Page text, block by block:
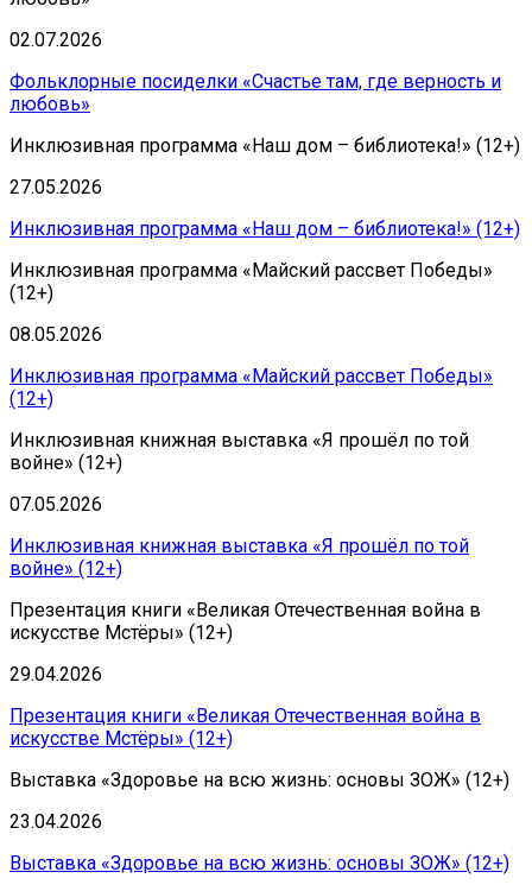
02.07.2026
Фольклорные посиделки «Счастье там, где верность и
любовь»
Инклюзивная программа «Наш дом – библиотека!» (12+)
27.05.2026
Инклюзивная программа «Наш дом – библиотека!» (12+)
Инклюзивная программа «Майский рассвет Победы»
(12+)
08.05.2026
Инклюзивная программа «Майский рассвет Победы»
(12+)
Инклюзивная книжная выставка «Я прошёл по той
войне» (12+)
07.05.2026
Инклюзивная книжная выставка «Я прошёл по той
войне» (12+)
Презентация книги «Великая Отечественная война в
искусстве Мстёры» (12+)
29.04.2026
Презентация книги «Великая Отечественная война в
искусстве Мстёры» (12+)
Выставка «Здоровье на всю жизнь: основы ЗОЖ» (12+)
23.04.2026
Выставка «Здоровье на всю жизнь: основы ЗОЖ» (12+)